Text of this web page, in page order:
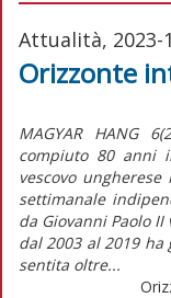
Attualità, 2023-
Orizzonte
MAGYAR HANG
compiuto 80 anni
vescovo
settimanale
da Giovanni Paolo
dal 2003 al 2019 ha
sentita oltre...